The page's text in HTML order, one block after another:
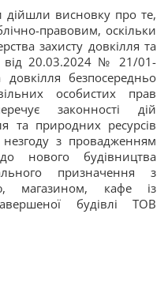
дійшли висновку про те,
правовим, оскільки
захисту довкілля та
від 20.03.2024 № 21/01-
безпосередньо
особистих прав
законності дій
та природних ресурсів
з провадженням
нового будівництва
призначення з
магазином, кафе із
будівлі ТОВ